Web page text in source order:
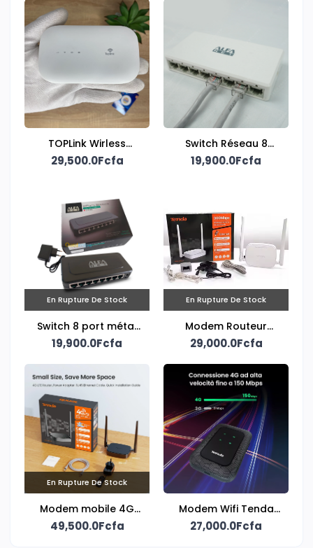
TOPLink Wirless
Mobile Wi-Fi Router
29,500.0Fcfa
Switch Réseau 8
Ports 10/100 Mbps
19,900.0Fcfa
En Rupture De Stock
Switch 8 port métal
S508 Alpha
19,900.0Fcfa
En Rupture De Stock
Modem Routeur
Tenda 300Mbps
29,000.0Fcfa
En Rupture De Stock
Modem mobile 4G
LTE N300
49,500.0Fcfa
Modem Wifi Tenda
4G LTE
27,000.0Fcfa